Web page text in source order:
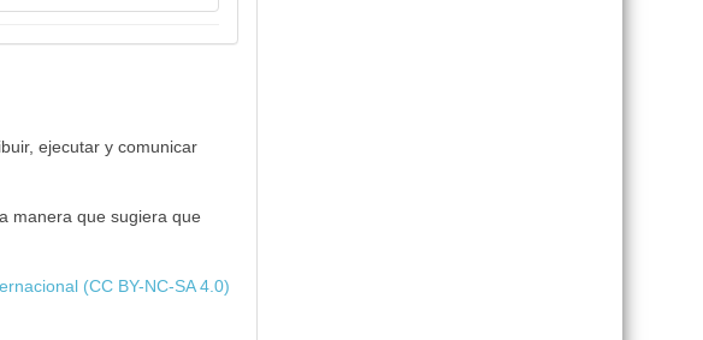
ejecutar y comunicar
manera que sugiera que
(CC BY-NC-SA 4.0)